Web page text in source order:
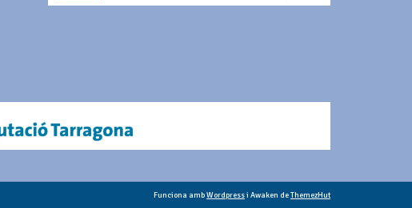
Funciona ambWordpressi Awaken deThemezHut